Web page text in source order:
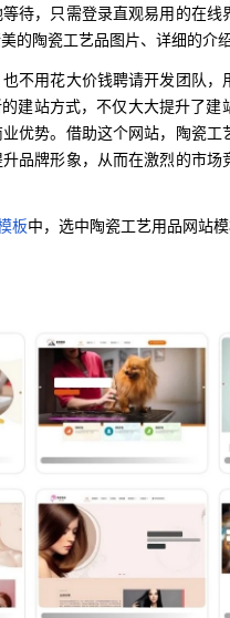
待，只需登录直观易用的在线
的陶瓷工艺品图片、详细的介
不用花大价钱聘请开发团队
建站方式，不仅大大提升了建
优势。借助这个网站，陶瓷
品牌形象，从而在激烈的市
板中，选中陶瓷工艺用品网站